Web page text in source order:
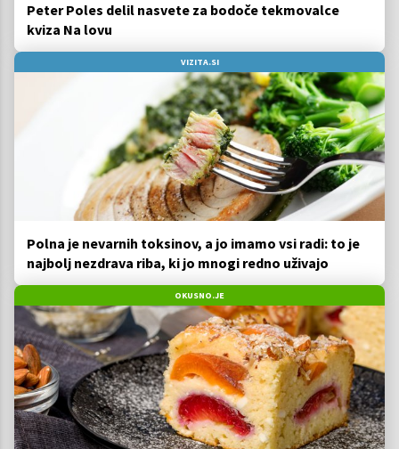
Peter Poles delil nasvete za bodoče tekmovalce
kviza Na lovu
VIZITA.SI
Polna je nevarnih toksinov, a jo imamo vsi radi: to je
najbolj nezdrava riba, ki jo mnogi redno uživajo
OKUSNO.JE